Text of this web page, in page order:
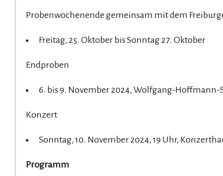
Probenwochenende gemeinsam mit dem
Freitag, 25. Oktober bis Sonntag 27. Oktober
Endproben
6. bis 9. November 2024, Wolfgang-Hoffmann-
Konzert
Sonntag, 10. November 2024, 19 Uhr,
Programm